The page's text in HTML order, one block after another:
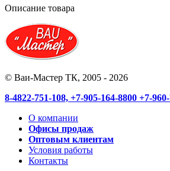
Описание товара
© Ваи-Мастер ТК, 2005 - 2026
8-4822-751-108, +7-905-164-8800 +7-
О компании
Офисы продаж
Оптовым клиентам
Условия работы
Контакты